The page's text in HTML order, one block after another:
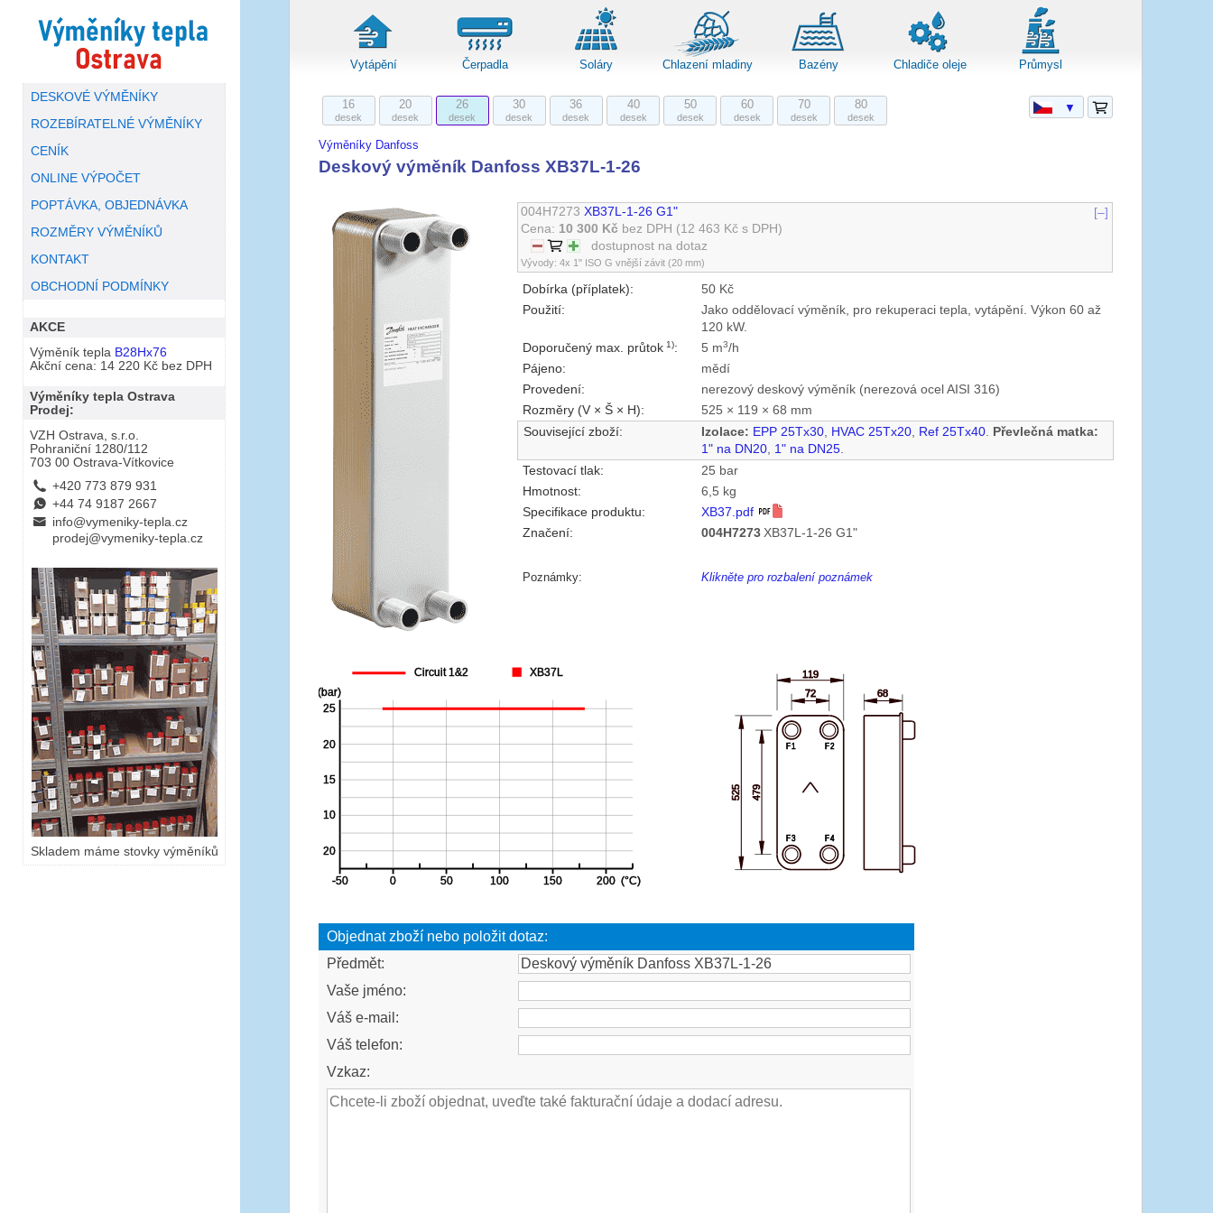
DESKOVÉ VÝMĚNÍKY
ROZEBÍRATELNÉ VÝMĚNÍKY
CENÍK
ONLINE VÝPOČET
POPTÁVKA, OBJEDNÁVKA
ROZMĚRY VÝMĚNÍKŮ
KONTAKT
OBCHODNÍ PODMÍNKY
AKCE
Výměník tepla B28Hx76
Akční cena: 14 220 Kč bez DPH
Výměníky tepla Ostrava
Prodej:
VZH Ostrava, s.r.o.
Pohraniční 1280/112
703 00 Ostrava-Vítkovice
L +420 773 879 931
E +44 74 9187 2667
B info@vymeniky-tepla.cz
prodej@vymeniky-tepla.cz
Skladem máme stovky výměníků
Vytápění Čerpadla Soláry Chlazení mladiny Bazény Chladiče oleje Průmysl
16
desek
20
desek
26
desek
30
desek
36
desek
40
desek
50
desek
60
desek
70
desek
80
desek
Výměníky Danfoss
Deskový výměník Danfoss XB37L-1-26
004H7273 XB37L-1-26 G1"
[–]
Cena: 10 300 Kčbez DPH (12 463 Kč s DPH)
dostupnost na dotaz
Vývody: 4x 1" ISO G vnější závit (20 mm)
Dobírka (příplatek):
50 Kč
Použití:
Jako oddělovací výměník, pro rekuperaci tepla, vytápění. Výkon 60 až
120 kW.
Doporučený max. průtok 1): 5 m3/h
Pájeno:
mědí
Provedení:
nerezový deskový výměník (nerezová ocel AISI 316)
Rozměry (V × Š × H):
525 × 119 × 68 mm
Související zboží:
Izolace: EPP 25Tx30, HVAC 25Tx20, Ref 25Tx40. Převlečná matka:
1" na DN20, 1" na DN25.
Testovací tlak:
25 bar
Hmotnost:
6,5 kg
Specifikace produktu:
XB37.pdf
Značení:
004H7273 XB37L-1-26 G1"
Poznámky: Klikněte pro rozbalení poznámek
Objednat zboží nebo položit dotaz:
Předmět:
Vaše jméno:
Váš e-mail:
Váš telefon:
Vzkaz:
▼